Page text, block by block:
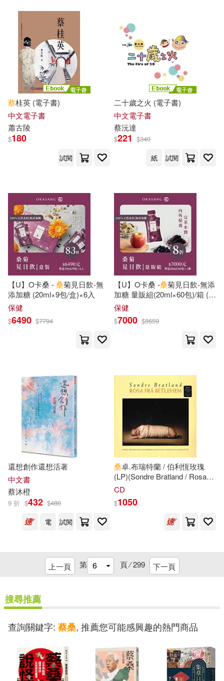
蔡須全(8)
謝哲勝(8)
金躍軍(8)
（美）理查德·桑內特(8)
（韓）蔡仁善(8)
Paul O’Hagan(7)
Peg Tinsley(7)
伊莎貝爾．費歐沙(7)
劉玉文(7) 加來道雄(7)
夏有發(7)
小牛頓科學教育有限公司編輯團隊
扇ゆずは(7)
日智衡(7)
昆桑．秋登（Kunzang Choden）
李光福(7) 松岡圭祐(7)
桑逢康(7) 溫曉君(7)
濱川真由美(7)
築地俊彦(7) 胡夢鯨(7)
千華數位文化(18)
博思智庫(18) 唐山出版社(18)
巨流圖書公司(18)
江西教育出版社(18)
知識產權出版社(18)
西南交通大學出版社(18)
西南財經大學出版社(18)
龍吟(18)
上海科學技術文獻出版社(17)
人民軍醫出版社(17)
北京燕山出版社(17) 國家(17)
天下雜誌(17)
教育科學出版社(17)
新華先鋒(17)
當代世界出版社(17)
三聯(16)
中央編譯出版社(16)
蔡桂英 (電子書)
中文電子書
蕭古陵
$180
試閱
二十歲之火 (電子書)
中文電子書
蔡沅達
$221 $340
紙
試閱
【U】O卡桑 -桑菊見日飲-無
添加糖 (20ml×9包/盒)×6入
保健
$6490 $7794
【U】O卡桑 -桑菊見日飲-無添
加糖 量販組(20ml×60包)/箱 (此
套組為箱裝無盒裝)
保健
$7000 $8659
還想創作還想活著
中文書
蔡沐橙
9 折 $432 $480
電
試閱
桑卓.布瑞特蘭 / 伯利恆玫瑰
(LP)(Sondre Bratland / Rosa
Fra Betlehem (LP))
CD
$1050
上一頁 第 頁 ⁄299 下一頁
搜尋推薦
查詢關鍵字: 蔡桑, 推薦您可能感興趣的熱門商品